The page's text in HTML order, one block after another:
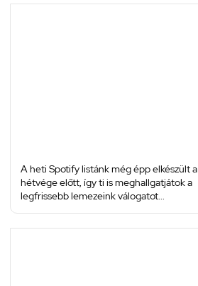
A heti Spotify listánk még épp elkészült a
hétvége előtt, így ti is meghallgatjátok a
legfrissebb lemezeink válogatot...